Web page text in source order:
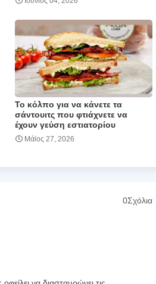
Το κόλπο για να κάνετε τα
σάντουιτς που φτιάχνετε να
έχουν γεύση εστιατορίου
Μάϊος 27, 2026
0Σχόλια